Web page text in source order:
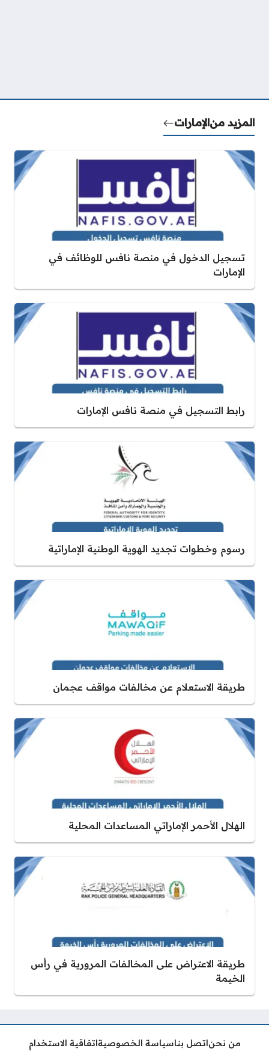
المزيد منالإمارات
تسجيل الدخول في منصة نافس للوظائف في
الإمارات
رابط التسجيل في منصة نافس الإمارات
رسوم وخطوات تجديد الهوية الوطنية الإماراتية
طريقة الاستعلام عن مخالفات مواقف عجمان
الهلال الأحمر الإماراتي المساعدات المحلية
طريقة الاعتراض على المخالفات المرورية في رأس
الخيمة
من نحن اتصل بناسياسة الخصوصية اتفاقية الاستخدام